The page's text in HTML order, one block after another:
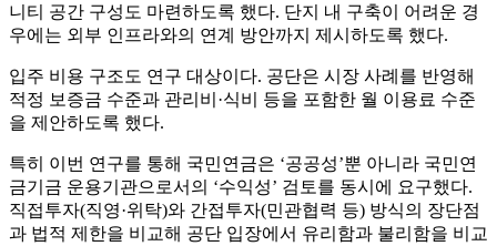
니티 공간 구성도 마련하도록 했다. 단지 내 구축이 어려운 경
우에는 외부 인프라와의 연계 방안까지 제시하도록 했다.
입주 비용 구조도 연구 대상이다. 공단은 시장 사례를 반영해
적정 보증금 수준과 관리비·식비 등을 포함한 월 이용료 수준
을 제안하도록 했다.
특히 이번 연구를 통해 국민연금은 ‘공공성’뿐 아니라 국민연
금기금 운용기관으로서의 ‘수익성’ 검토를 동시에 요구했다.
직접투자(직영·위탁)와 간접투자(민관협력 등) 방식의 장단점
과 법적 제한을 비교해 공단 입장에서 유리함과 불리함을 비교